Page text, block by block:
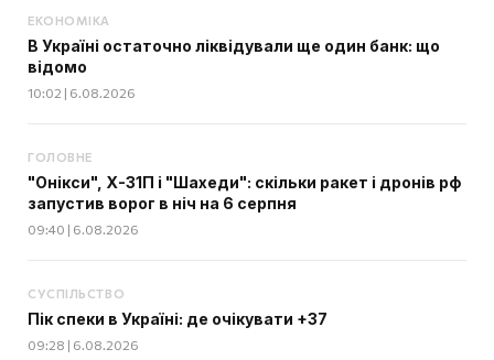
ЕКОНОМІКА
В Україні остаточно ліквідували ще один банк: що
відомо
10:02 | 6.08.2026
ГОЛОВНЕ
"Онікси", Х-31П і "Шахеди": скільки ракет і дронів рф
запустив ворог в ніч на 6 серпня
09:40 | 6.08.2026
СУСПІЛЬСТВО
Пік спеки в Україні: де очікувати +37
09:28 | 6.08.2026